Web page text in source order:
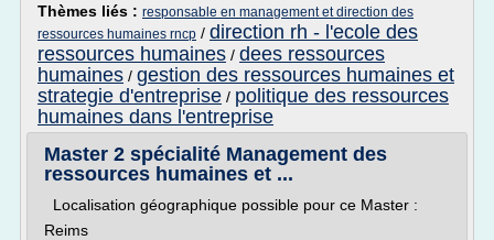
Thèmes liés : responsable en management et direction des
ressources humaines rncp / direction rh - l'ecole des
ressources humaines / dees ressources
humaines / gestion des ressources humaines et
strategie d'entreprise / politique des ressources
humaines dans l'entreprise
Master 2 spécialité Management des
ressources humaines et ...
Localisation géographique possible pour ce Master :
Reims